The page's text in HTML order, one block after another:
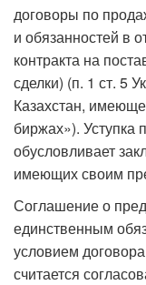
договоры по
и обязанностей в
контракта на
сделки) (п. 1 ст. 5
Казахстан,
биржах»). Уступка
обусловливает
имеющих своим
Соглашение о
единственным
условием
считается